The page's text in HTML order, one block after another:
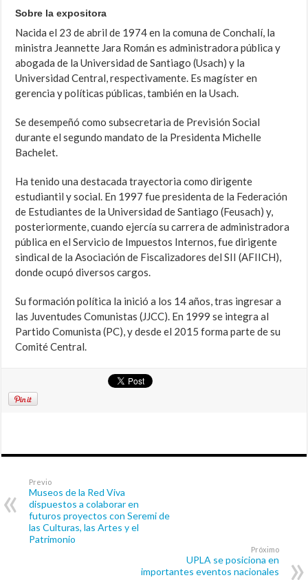
Sobre la expositora
Nacida el 23 de abril de 1974 en la comuna de Conchalí, la
ministra Jeannette Jara Román es administradora pública y
abogada de la Universidad de Santiago (Usach) y la
Universidad Central, respectivamente. Es magíster en
gerencia y políticas públicas, también en la Usach.
Se desempeñó como subsecretaria de Previsión Social
durante el segundo mandato de la Presidenta Michelle
Bachelet.
Ha tenido una destacada trayectoria como dirigente
estudiantil y social. En 1997 fue presidenta de la Federación
de Estudiantes de la Universidad de Santiago (Feusach) y,
posteriormente, cuando ejercía su carrera de administradora
pública en el Servicio de Impuestos Internos, fue dirigente
sindical de la Asociación de Fiscalizadores del SII (AFIICH),
donde ocupó diversos cargos.
Su formación política la inició a los 14 años, tras ingresar a
las Juventudes Comunistas (JJCC). En 1999 se integra al
Partido Comunista (PC), y desde el 2015 forma parte de su
Comité Central.
Previo
Museos de la Red Viva
dispuestos a colaborar en
futuros proyectos con Seremi de
las Culturas, las Artes y el
Patrimonio
Próximo
UPLA se posiciona en
importantes eventos nacionales